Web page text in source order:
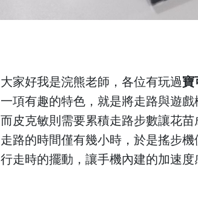
大家好我是浣熊老師，各位有玩過寶
一項有趣的特色，就是將走路與遊
而皮克敏則需要累積走路步數讓花
走路的時間僅有幾小時，於是搖步
行走時的擺動，讓手機內建的加速度